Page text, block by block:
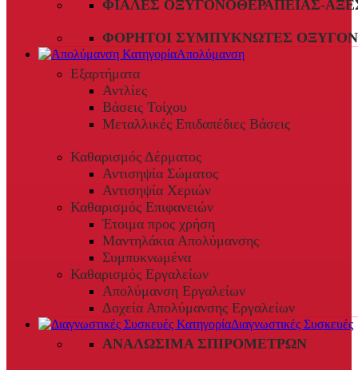
ΦΙΆΛΕΣ ΟΞΥΓΟΝΟΘΕΡΑΠΕΊΑΣ-
ΦΟΡΗΤΟΊ ΣΥΜΠΥΚΝΩΤΈΣ
Απολύμανση
Εξαρτήματα
Αντλίες
Βάσεις Τοίχου
Μεταλλικές Επιδαπέδιες Βάσεις
Καθαρισμός Δέρματος
Αντισηψία Σώματος
Αντισηψία Χεριών
Καθαρισμός Επιφανειών
Έτοιμα προς χρήση
Μαντηλάκια Απολύμανσης
Συμπυκνωμένα
Καθαρισμός Εργαλείων
Απολύμανση Εργαλείων
Δοχεία Απολύμανσης Εργαλείων
Διαγνωστικές Συσκευές
ΑΝΑΛΏΣΙΜΑ ΣΠΙΡΟΜΈΤΡΩΝ